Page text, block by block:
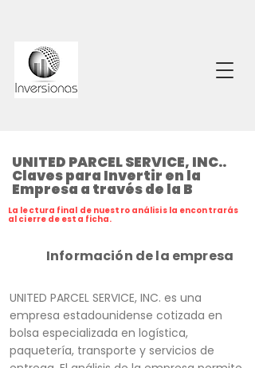
UNITED PARCEL SERVICE, INC..
Claves para Invertir en la
Empresa a través de la B
La lectura final de nuestro análisis la encontrarás
al cierre de esta ficha.
Información de la empresa
UNITED PARCEL SERVICE, INC. es una
empresa estadounidense cotizada en
bolsa especializada en logística,
paquetería, transporte y servicios de